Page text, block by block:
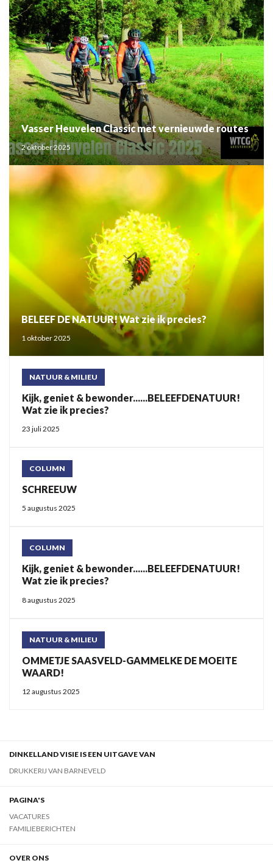
Vasser Heuvelen Classic met vernieuwde routes
2 oktober 2025
BELEEF DE NATUUR! Wat zie ik precies?
1 oktober 2025
NATUUR & MILIEU
Kijk, geniet & bewonder......BELEEFDENATUUR!
Wat zie ik precies?
23 juli 2025
COLUMN
SCHREEUW
5 augustus 2025
COLUMN
Kijk, geniet & bewonder......BELEEFDENATUUR!
Wat zie ik precies?
8 augustus 2025
NATUUR & MILIEU
OMMETJE SAASVELD-GAMMELKE DE MOEITE
WAARD!
12 augustus 2025
DINKELLAND VISIE IS EEN UITGAVE VAN
DRUKKERIJ VAN BARNEVELD
PAGINA'S
VACATURES
FAMILIEBERICHTEN
OVER ONS